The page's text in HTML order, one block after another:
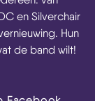
en Silverchair
Hun
de band wilt!